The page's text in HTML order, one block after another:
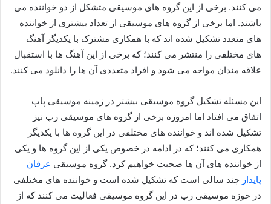
می کنند. برخی از این گروه های موسیقی متشکل از دو خواننده می
باشند. اما برخی از گروه های موسیقی از تعداد بیشتری از خواننده
های متعدد تشکیل شده اند که با همکاری مشترک با یکدیگر آهنگ
های مختلفی را منتشر می‌ کنند؛ که برخی از این آهنگ ها با استقبال
علاقه مندان مواجه می شود و افراد متعددی آن ها را دانلود می کنند.
این مسئله تشکیل گروه موسیقی بیشتر در زمینه موسیقی پاپ
اتفاق می افتاد اما امروزه برخی از گروه های موسیقی رپ نیز
تشکیل شده اند و خواننده های مختلفی در این گروه ها با یکدیگر
همکاری می کنند؛ که در ادامه در خصوص یکی از این گروه ها و یکی
از خواننده های آن ها صحبت خواهیم کرد. گروه موسیقی عرفان
پایدار چند سالی است که تشکیل شده است و خواننده های مختلفی
در حوزه موسیقی رپ در این گروه موسیقی فعالیت می کنند که از